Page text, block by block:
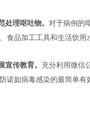
处理呕吐物。 对于病例的
食品加工工具和生活饮用
宣传教育。 充分利用微信
诺如病毒感染的最简单有